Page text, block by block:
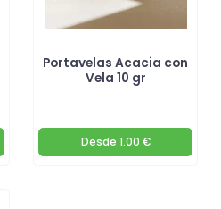
Portavelas Acacia con
Vela 10 gr
Desde 1.00 €